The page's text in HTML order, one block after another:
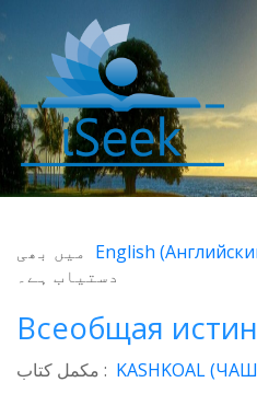
English (
میں بھی
دستیاب ہے۔
Всеобщая
مکمل کتاب : KASHKOAL